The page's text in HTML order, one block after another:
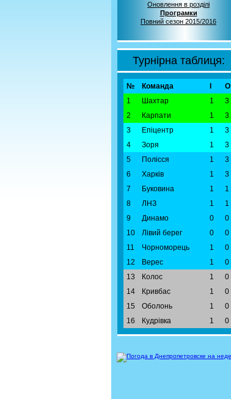
Оновлення в розділі
Програмки
Повний сезон 2015/2016
Турнірна таблиця:
№ Команда
О
1
Шахтар 1
3
2
Карпати 1
3
3
Епіцентр 1
3
4
Зоря 1
3
5
Полісся 1
3
6
Харків 1
3
7
Буковина 1
1
8
ЛНЗ 1
1
9
Динамо 0
0
10
Лівий берег 0
0
11
Чорноморець 1
0
12
Верес 1
0
13
Колос 1
0
14
Кривбас 1
0
15
Оболонь 1
0
16
Кудрівка 1 0